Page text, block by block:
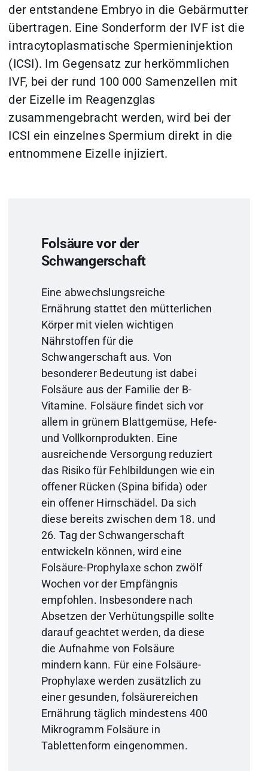
der entstandene Embryo in die Gebärmutter
übertragen. Eine Sonderform der IVF ist die
intracytoplasmatische Spermieninjektion
(ICSI). Im Gegensatz zur herkömmlichen
IVF, bei der rund 100 000 Samenzellen mit
der Eizelle im Reagenzglas
zusammengebracht werden, wird bei der
ICSI ein einzelnes Spermium direkt in die
entnommene Eizelle injiziert.
Folsäure vor der
Schwangerschaft
Eine abwechslungsreiche
Ernährung stattet den mütter­lichen
Körper mit vielen wichtigen
Nährstoffen für die
Schwangerschaft aus. Von
besonderer Bedeutung ist dabei
Folsäure aus der Familie der B-
Vitamine. Folsäure findet sich vor
allem in grünem Blattgemüse, Hefe-
und Vollkornprodukten. Eine
ausreichende Versorgung reduziert
das Risiko für Fehlbildungen wie ein
offener Rücken (Spina bifida) oder
ein offener Hirnschädel. Da sich
diese bereits zwischen dem 18. und
26. Tag der Schwangerschaft
entwickeln können, wird eine
Folsäure-Prophylaxe schon zwölf
Wochen vor der Empfängnis
empfohlen. Insbesondere nach
Absetzen der Verhütungspille sollte
darauf geachtet werden, da diese
die Aufnahme von Folsäure
mindern kann. Für eine Folsäure-
Prophylaxe werden zusätzlich zu
einer gesunden, folsäurereichen
Ernährung täglich mindestens 400
Mikrogramm Folsäure in
Tablettenform eingenommen.